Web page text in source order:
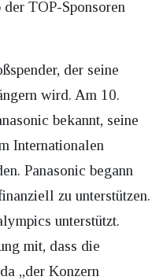
TOP-Sponsoren
der seine
wird. Am 10.
bekannt, seine
Internationalen
Panasonic begann
zu unterstützen.
unterstützt.
mit, dass die
„der Konzern